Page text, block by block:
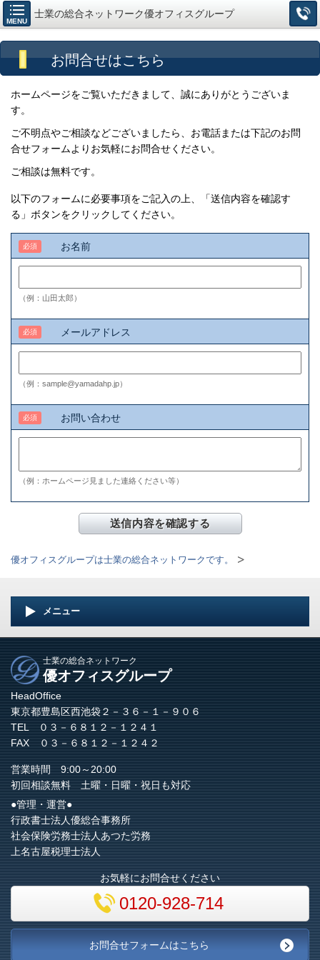
MENU
士業の総合ネットワーク優オフィスグループ
お問合せはこちら
ホームページをご覧いただきまして、誠にありがとうございま
す。
ご不明点やご相談などございましたら、お電話または下記のお問
合せフォームよりお気軽にお問合せください。
ご相談は無料です。
以下のフォームに必要事項をご記入の上、「送信内容を確認す
る」ボタンをクリックしてください。
お名前
必須
（例：山田太郎）
メールアドレス
必須
（例：sample@yamadahp.jp）
お問い合わせ
必須
（例：ホームページ見ました連絡ください等）
優オフィスグループは士業の総合ネットワークです。
メニュー
士業の総合ネットワーク
優オフィスグループ
HeadOffice
東京都豊島区西池袋２－３６－１－９０６
TEL ０３－６８１２－１２４１
FAX ０３－６８１２－１２４２
営業時間 9:00～20:00
初回相談無料 土曜・日曜・祝日も対応
●管理・運営●
行政書士法人優総合事務所
社会保険労務士法人あつた労務
上名古屋税理士法人
お気軽にお問合せください
0120-928-714
お問合せフォームはこちら